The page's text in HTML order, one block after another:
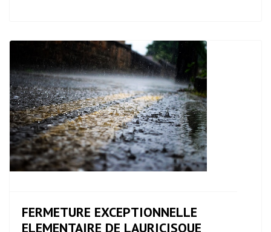
FERMETURE EXCEPTIONNELLE
ELEMENTAIRE DE LAURICISQUE